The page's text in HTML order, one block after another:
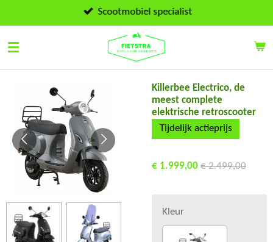
direct
naar
Scootmobiel specialist
Killerbee Electrico, de
meest complete
elektrische retroscooter
Tijdelijk actieprijs
€ 1.999,00 € 2.499,00
Kleur